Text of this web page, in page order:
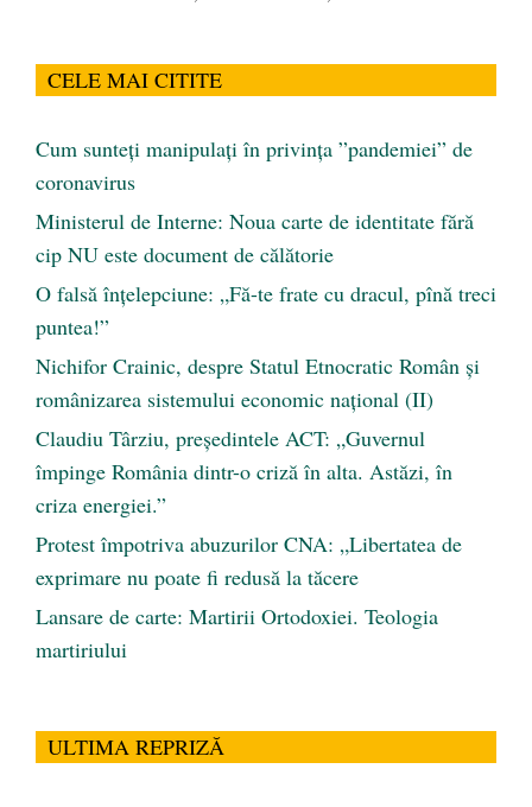
CELE MAI CITITE
Cum sunteți manipulați în privința ”pandemiei” de
coronavirus
Ministerul de Interne: Noua carte de identitate fără
cip NU este document de călătorie
O falsă înțelepciune: „Fă-te frate cu dracul, pînă treci
puntea!”
Nichifor Crainic, despre Statul Etnocratic Român şi
românizarea sistemului economic naţional (II)
Claudiu Târziu, președintele ACT: „Guvernul
împinge România dintr-o criză în alta. Astăzi, în
criza energiei.”
Protest împotriva abuzurilor CNA: „Libertatea de
exprimare nu poate fi redusă la tăcere
Lansare de carte: Martirii Ortodoxiei. Teologia
martiriului
ULTIMA REPRIZĂ